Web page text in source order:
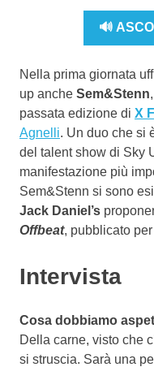
🔊
Nella prima giornata
up anche Sem&Stenn
passata edizione di X
Agnelli. Un duo che si
del talent show di Sky
manifestazione più
Sem&Stenn si sono
Jack Daniel’s
Offbeat, pubblicato
Intervista
Cosa dobbiamo
Della carne, visto che
si struscia. Sarà una